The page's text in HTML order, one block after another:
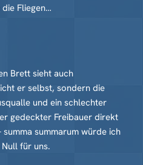
Fliegen…
Brett sieht auch
er selbst, sondern die
und ein schlechter
gedeckter Freibauer direkt
summarum würde ich
für uns.